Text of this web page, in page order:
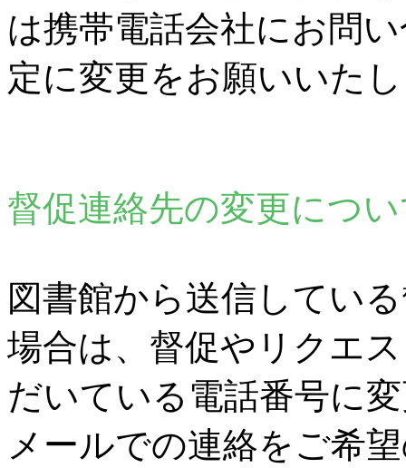
は携帯電話会社にお問
定に変更をお願いいた
督促連絡先の変更につ
図書館から送信してい
場合は、督促やリクエ
だいている電話番号に
メールでの連絡をご希